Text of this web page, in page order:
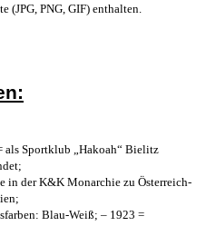
(JPG, PNG, GIF) enthalten.
als Sportklub „Hakoah“ Bielitz
in der K&K Monarchie zu Österreich-
Blau-Weiß; – 1923 =